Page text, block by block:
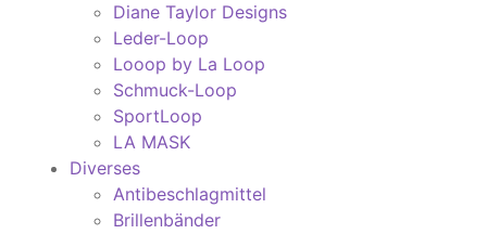
Diane Taylor Designs
Leder-Loop
Looop by La Loop
Schmuck-Loop
SportLoop
LA MASK
Diverses
Antibeschlagmittel
Brillenbänder